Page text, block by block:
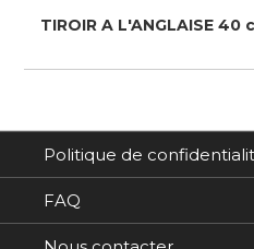
TIROIR A L'ANGLAISE 40
Politique de
FAQ